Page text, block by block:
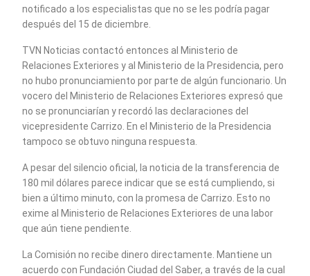
notificado a los especialistas que no se les podría pagar
después del 15 de diciembre.
TVN Noticias contactó entonces al Ministerio de
Relaciones Exteriores y al Ministerio de la Presidencia, pero
no hubo pronunciamiento por parte de algún funcionario. Un
vocero del Ministerio de Relaciones Exteriores expresó que
no se pronunciarían y recordó las declaraciones del
vicepresidente Carrizo. En el Ministerio de la Presidencia
tampoco se obtuvo ninguna respuesta.
A pesar del silencio oficial, la noticia de la transferencia de
180 mil dólares parece indicar que se está cumpliendo, si
bien a último minuto, con la promesa de Carrizo. Esto no
exime al Ministerio de Relaciones Exteriores de una labor
que aún tiene pendiente.
La Comisión no recibe dinero directamente. Mantiene un
acuerdo con Fundación Ciudad del Saber, a través de la cual